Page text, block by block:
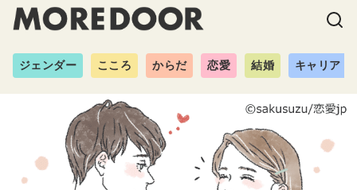
ジェンダー こころ からだ 恋愛 結婚 キャリア